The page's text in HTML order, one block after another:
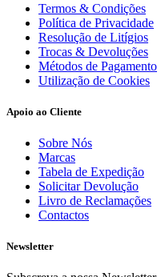
Termos & Condições
Política de Privacidade
Resolução de Litígios
Trocas & Devoluções
Métodos de Pagamento
Utilização de Cookies
Apoio ao Cliente
Sobre Nós
Marcas
Tabela de Expedição
Solicitar Devolução
Livro de Reclamações
Contactos
Newsletter